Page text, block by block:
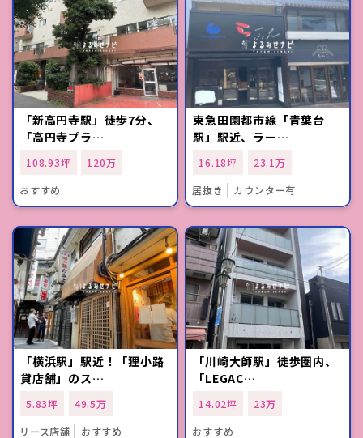
「新高円寺駅」徒歩7分、
「高円寺プラ…
108.93坪
120万
おすすめ
東急田園都市線「青葉台
駅」駅近、ラー…
16.18坪
23.1万
居抜き
カウンター有
「横浜駅」駅近！「狸小路
貸店舗」のス…
5.83坪
49.5万
リース店舗
おすすめ
「川崎大師駅」徒歩圏内、
「LEGAC…
14.02坪
23万
おすすめ